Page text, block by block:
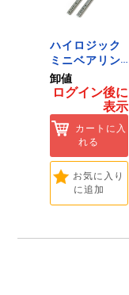
0.68MPa。
ハイロジック
ミニベアリン
グタイプ 310
ミリ 72958
Hardware]
卸値
ログイン後に
表示
カートに入
れる
お気に入り
に追加